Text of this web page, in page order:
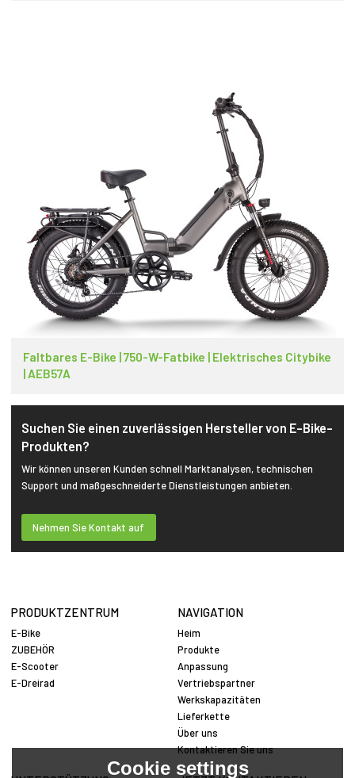
Faltbares E-Bike | 750-W-Fatbike | Elektrisches Citybike
| AEB57A
Suchen Sie einen zuverlässigen Hersteller von E-Bike-
Produkten?
Wir können unseren Kunden schnell Marktanalysen, technischen
Support und maßgeschneiderte Dienstleistungen anbieten.
Nehmen Sie Kontakt auf
PRODUKTZENTRUM
E-Bike
ZUBEHÖR
E-Scooter
E-Dreirad
NAVIGATION
Heim
Produkte
Anpassung
Vertriebspartner
Werkskapazitäten
Lieferkette
Über uns
Kontaktieren Sie uns
Cookie settings